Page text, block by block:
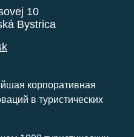
10
Bystrica
корпоративная
в туристических